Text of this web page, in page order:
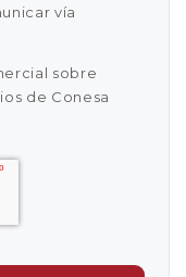
vía
sobre
de Conesa